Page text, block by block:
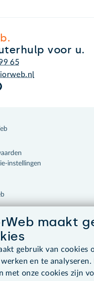
voor u.
65
instellingen
maakt
gebruik van cookies
en te analyseren.
met onze cookies zijn